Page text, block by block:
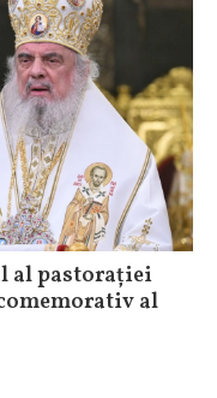
al pastorației
al